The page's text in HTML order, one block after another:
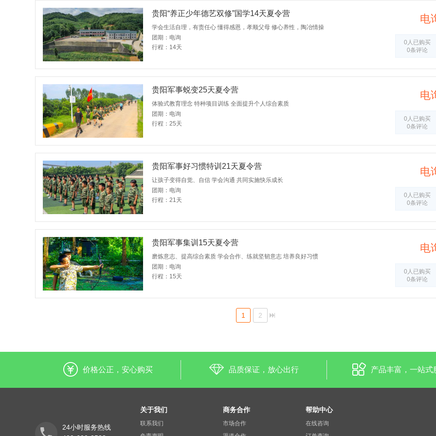
贵阳“养正少年德艺双修”国学14天夏令营
学会生活自理，有责任心 懂得感恩，孝顺父母 修心养性，陶冶情操
团期：电询
行程：14天
电
0人已购买
0条评论
贵阳军事蜕变25天夏令营
体验式教育理念 特种项目训练 全面提升个人综合素质
团期：电询
行程：25天
电
0人已购买
0条评论
贵阳军事好习惯特训21天夏令营
让孩子变得自觉、自信 学会沟通 共同实施快乐成长
团期：电询
行程：21天
电
0人已购买
0条评论
贵阳军事集训15天夏令营
磨炼意志、提高综合素质 学会合作、练就坚韧意志 培养良好习惯
团期：电询
行程：15天
电
0人已购买
0条评论
1 2
价格公正，安心购买 品质保证，放心出行 产品丰富，一站式
24小时服务热线
关于我们
联系我们
商务合作
市场合作
帮助中心
在线咨询